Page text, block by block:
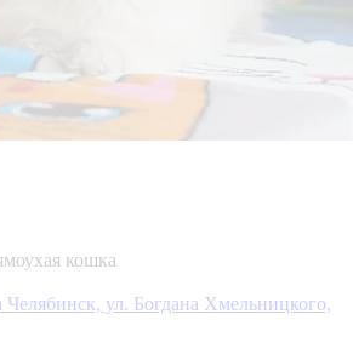
кошка
Челябинск, ул. Богдана Хмельницкого,